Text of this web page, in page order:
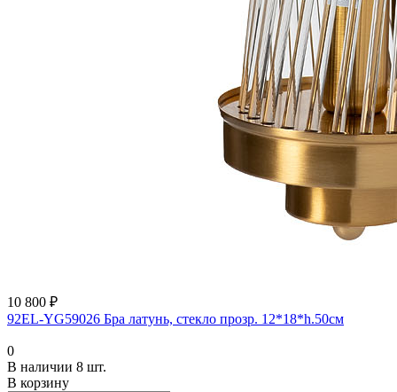
10 800 ₽
92EL-YG59026 Бра латунь, стекло прозр. 12*18*h.50см
0
В наличии 8 шт.
В корзину